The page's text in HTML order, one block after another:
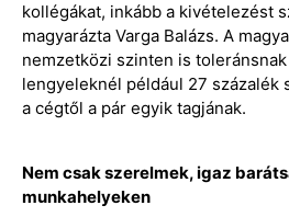
kollégákat, inkább a kivételezést
magyarázta Varga Balázs. A
nemzetközi szinten is
lengyeleknél például 27 százalék
a cégtől a pár egyik tagjának.
Nem csak szerelmek, igaz
munkahelyeken